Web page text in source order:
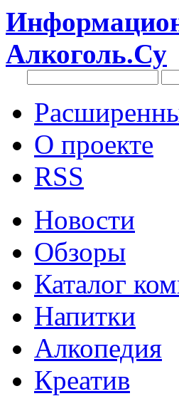
Алкоголь.Су
О проекте
RSS
Новости
Обзоры
Каталог
Напитки
Алкопедия
Креатив